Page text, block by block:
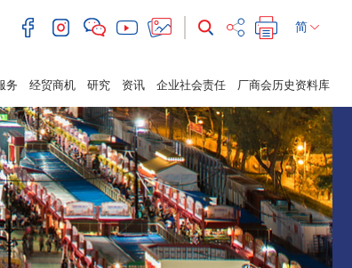
简
务 经贸商机 研究 资讯 企业社会责任 厂商会历史资料库